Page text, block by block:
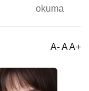
okuma
A- A A+